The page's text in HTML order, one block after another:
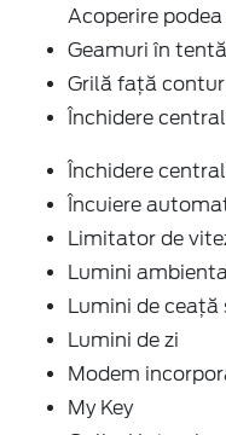
Acoperire
Geamuri în
Grilă față
Închidere
Închidere
Încuiere
Limitator de
Lumini
Lumini de ceață
Lumini de zi
Modem
My Key